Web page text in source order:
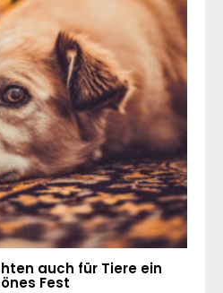
auch für Tiere ein
Fest